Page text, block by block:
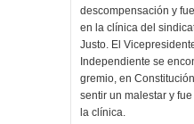
descompensación y
en la clínica del
Justo. El
Independiente se
gremio, en
sentir un malestar y
la clínica.